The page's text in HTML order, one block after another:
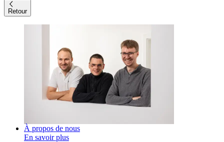
Retour
À propos de nous
En savoir plus